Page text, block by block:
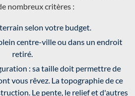
nombreux critères :
selon votre budget.
centre-ville ou dans un endroit
retiré.
: sa taille doit permettre de
vous rêvez. La topographie de ce
Le pente, le relief et d'autres